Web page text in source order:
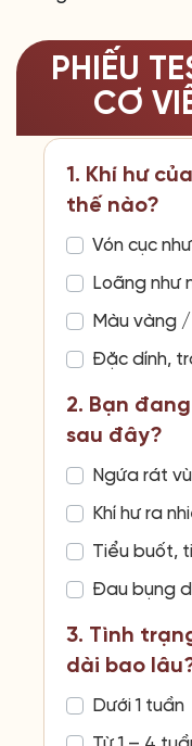
PHIẾU
CƠ
1. Khí hư
thế nào?
Vón cục
Loãng như
Màu vàng
Đặc dính,
2. Bạn
sau đây?
Ngứa rát
Khí hư ra
Tiểu buốt,
Đau bụng
3. Tình
dài bao
Dưới 1 tuần